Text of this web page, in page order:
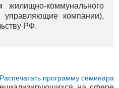
жилищно-коммунального
компании),
РФ.
Распечатать программу семинара